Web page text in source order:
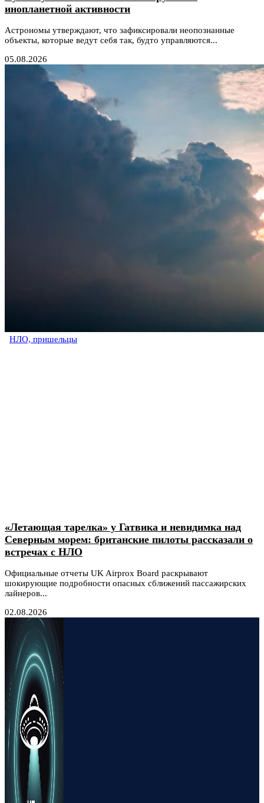
инопланетной активности
Астрономы утверждают, что зафиксировали неопознанные
объекты, которые ведут себя так, будто управляются...
05.08.2026
НЛО, пришельцы
«Летающая тарелка» у Гатвика и невидимка над
Северным морем: британские пилоты рассказали о
встречах с НЛО
Официальные отчеты UK Airprox Board раскрывают
шокирующие подробности опасных сближений пассажирских
лайнеров...
02.08.2026